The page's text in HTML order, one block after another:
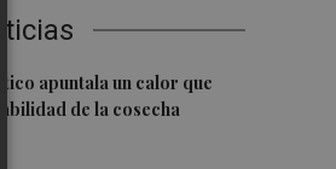
apuntala un calor que
de la cosecha